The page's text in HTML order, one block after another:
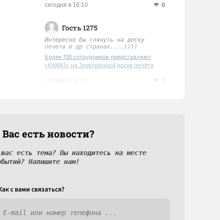
сегодня в 16:10 0
Гость 1275
Интересно бы глянуть на доску
почета в др странах....))))
Более 700 сотрудников представляют
«КАМАЗ» на Электронной доске почёта
есть новости?
есть тема? Вы находитесь на месте
Напишите нам!
c вами связаться?